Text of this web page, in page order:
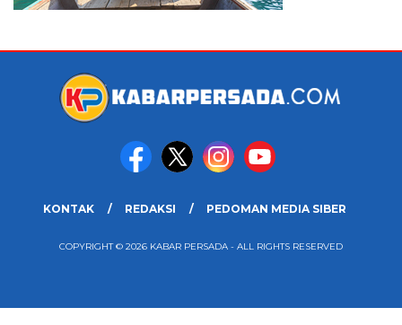
KONTAK REDAKSI PEDOMAN MEDIA SIBER
COPYRIGHT © 2026 KABAR PERSADA - ALL RIGHTS RESERVED